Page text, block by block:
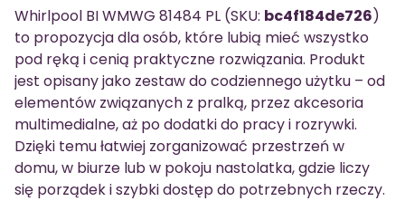
Whirlpool BI WMWG 81484 PL (SKU: bc4f184de726)
to propozycja dla osób, które lubią mieć wszystko
pod ręką i cenią praktyczne rozwiązania. Produkt
jest opisany jako zestaw do codziennego użytku – od
elementów związanych z pralką, przez akcesoria
multimedialne, aż po dodatki do pracy i rozrywki.
Dzięki temu łatwiej zorganizować przestrzeń w
domu, w biurze lub w pokoju nastolatka, gdzie liczy
się porządek i szybki dostęp do potrzebnych rzeczy.